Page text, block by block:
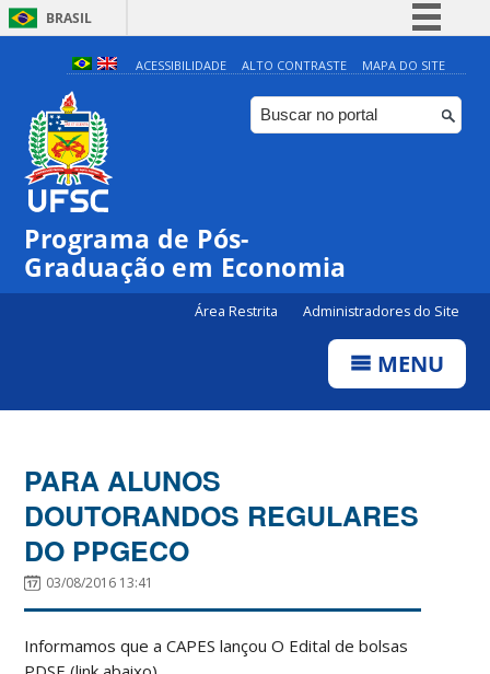
BRASIL
Simplifique!
Comunica BR
Participe
ACESSIBILIDADE ALTO CONTRASTE MAPA DO SITE
Programa de Pós-
Graduação em Economia
Área Restrita Administradores do Site
MENU
PARA ALUNOS
DOUTORANDOS REGULARES
DO PPGECO
03/08/2016 13:41
Informamos que a CAPES lançou O Edital de bolsas